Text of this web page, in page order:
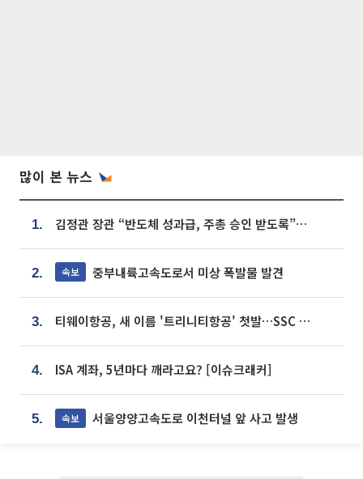
많이 본 뉴스
1. 김정관 장관 “반도체 성과급, 주총 승인 받도록”…상법·자본시장법 개정 시사
2. 속보 중부내륙고속도로서 미상 폭발물 발견
3. 티웨이항공, 새 이름 '트리니티항공' 첫발…SSC 전략 본격화
4. ISA 계좌, 5년마다 깨라고요? [이슈크래커]
5. 속보 서울양양고속도로 이천터널 앞 사고 발생